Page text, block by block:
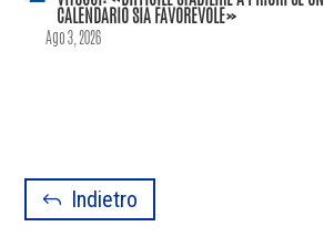
CALENDARIO SIA FAVOREVOLE»
Ago 3, 2026
Indietro